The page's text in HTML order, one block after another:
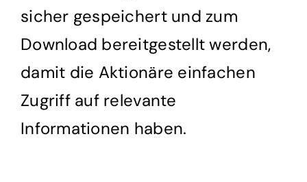
sicher gespeichert und zum
Download bereitgestellt werden,
damit die Aktionäre einfachen
Zugriff auf relevante
Informationen haben.